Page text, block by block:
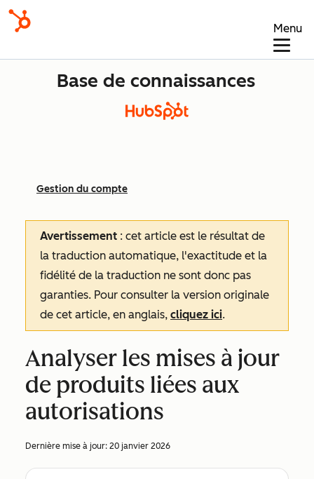
Menu
Base de connaissances
Gestion du compte
Avertissement : cet article est le résultat de
la traduction automatique, l'exactitude et la
fidélité de la traduction ne sont donc pas
garanties. Pour consulter la version originale
de cet article, en anglais, cliquez ici.
Analyser les mises à jour
de produits liées aux
autorisations
Dernière mise à jour: 20 janvier 2026